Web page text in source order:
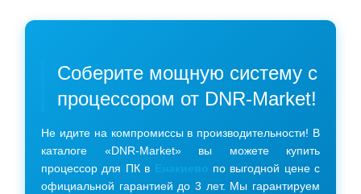
Соберите мощную систему с
процессором от DNR-Market!
Не идите на компромиссы в производительности! В
каталоге «DNR-Market» вы можете купить
процессор для ПК в
Енакиево по выгодной цене с
официальной гарантией до 3 лет. Мы гарантируем